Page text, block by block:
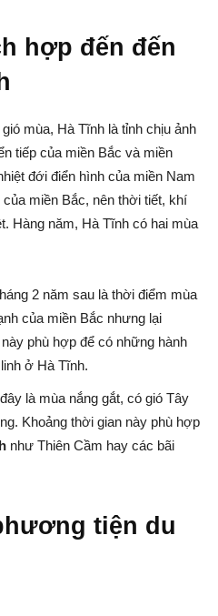
hợp đến đến
mùa, Hà Tĩnh là tỉnh chịu ảnh
tiếp của miền Bắc và miền
đới điển hình của miền Nam
miền Bắc, nên thời tiết, khí
Hàng năm, Hà Tĩnh có hai mùa
2 năm sau là thời điểm mùa
của miền Bắc nhưng lại
phù hợp để có những hành
ở Hà Tĩnh.
là mùa nắng gắt, có gió Tây
Khoảng thời gian này phù hợp
như Thiên Cầm hay các bãi
tiện du